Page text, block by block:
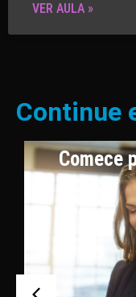
VER AULA »
Continue
Comece